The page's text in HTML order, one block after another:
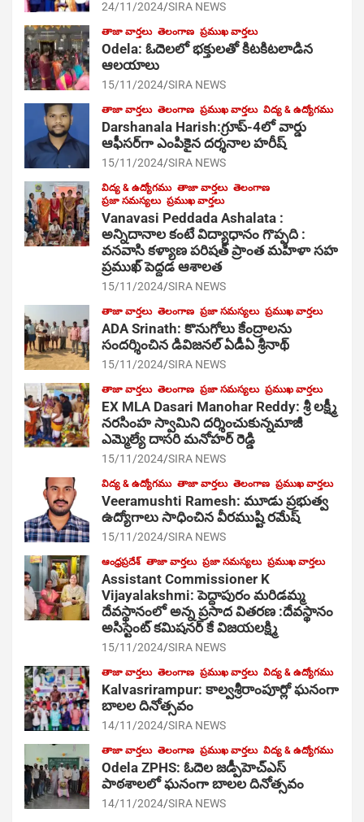
24/11/2024 SIRA NEWS
తాజా వార్తలు తెలంగాణ ప్రముఖ వార్తలు
Odela: ఓదెల‌లో భక్తులతో కిటకిటలాడిన
ఆల‌యాలు
15/11/2024 SIRA NEWS
తాజా వార్తలు తెలంగాణ ప్రముఖ వార్తలు విద్య & ఉద్యోగము
Darshanala Harish:గ్రూప్-4లో వార్డు
ఆఫీసర్‌గా ఎంపికైన దర్శనాల హరీష్
15/11/2024 SIRA NEWS
విద్య & ఉద్యోగము తాజా వార్తలు తెలంగాణ
ప్రజా సమస్యలు ప్రముఖ వార్తలు
Vanavasi Peddada Ashalata :
అన్నిదానాల కంటే విద్యాధానం గొప్పది :
వనవాసి కళ్యాణ పరిషత్ ప్రాంత మహిళా సహ
ప్రముఖ్ పెద్దడ ఆశాలత
15/11/2024 SIRA NEWS
తాజా వార్తలు తెలంగాణ ప్రజా సమస్యలు ప్రముఖ వార్తలు
ADA Srinath: కొనుగోలు కేంద్రాల‌ను
సంద‌ర్శించిన డివిజనల్ ఏడీఏ శ్రీనాథ్
15/11/2024 SIRA NEWS
తాజా వార్తలు తెలంగాణ ప్రజా సమస్యలు ప్రముఖ వార్తలు
EX MLA Dasari Manohar Reddy: శ్రీ లక్ష్మీ
నరసింహ స్వామిని దర్శించుకున్నమాజీ
ఎమ్మెల్యే దాసరి మనోహర్ రెడ్డి
15/11/2024 SIRA NEWS
విద్య & ఉద్యోగము తాజా వార్తలు తెలంగాణ ప్రముఖ వార్తలు
Veeramushti Ramesh: మూడు ప్రభుత్వ
ఉద్యోగాలు సాధించిన వీరముష్టి రమేష్
15/11/2024 SIRA NEWS
ఆంధ్రప్రదేశ్ తాజా వార్తలు ప్రజా సమస్యలు ప్రముఖ వార్తలు
Assistant Commissioner K
Vijayalakshmi: పెద్దాపురం మరిడమ్మ
దేవస్థానంలో అన్న ప్రసాద వితరణ :దేవస్థానం
అసిస్టెంట్ కమిషనర్ కే విజయలక్ష్మి
15/11/2024 SIRA NEWS
తాజా వార్తలు తెలంగాణ ప్రముఖ వార్తలు విద్య & ఉద్యోగము
Kalvasrirampur: కాల్వశ్రీరాంపూర్లో ఘనంగా
బాలల దినోత్సవం
14/11/2024 SIRA NEWS
తాజా వార్తలు తెలంగాణ ప్రముఖ వార్తలు విద్య & ఉద్యోగము
Odela ZPHS: ఓదెల జ‌డ్పీహెచ్ఎస్
పాఠ‌శాల‌లో ఘనంగా బాలల దినోత్సవం
14/11/2024 SIRA NEWS